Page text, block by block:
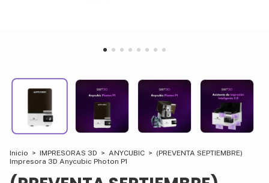
Inicio > IMPRESORAS 3D > ANYCUBIC > (PREVENTA SEPTIEMBRE)
Impresora 3D Anycubic Photon P1